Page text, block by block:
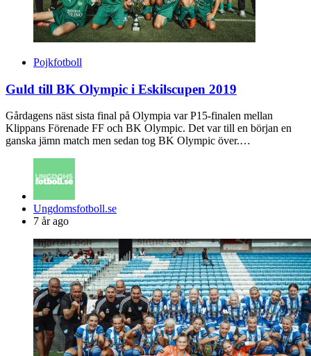
Pojkfotboll
Guld till BK Olympic i Eskilscupen 2019
Gårdagens näst sista final på Olympia var P15-finalen mellan
Klippans Förenade FF och BK Olympic. Det var till en början en
ganska jämn match men sedan tog BK Olympic över.…
Posted
by
Ungdomsfotboll.se
7 år ago